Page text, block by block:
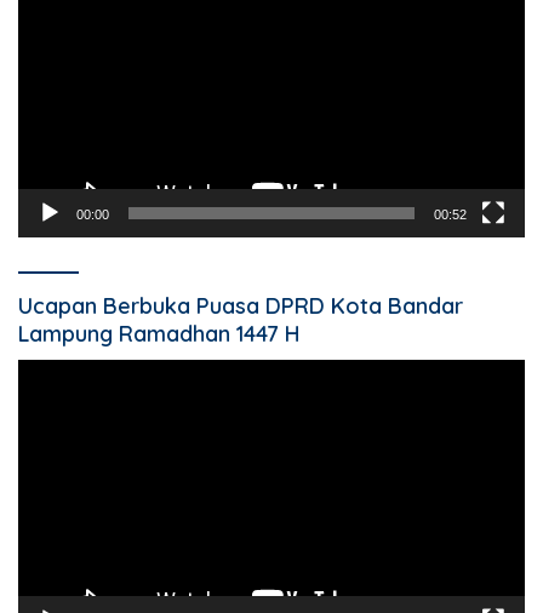
00:00 00:52
Ucapan Berbuka Puasa DPRD Kota Bandar
Lampung Ramadhan 1447 H